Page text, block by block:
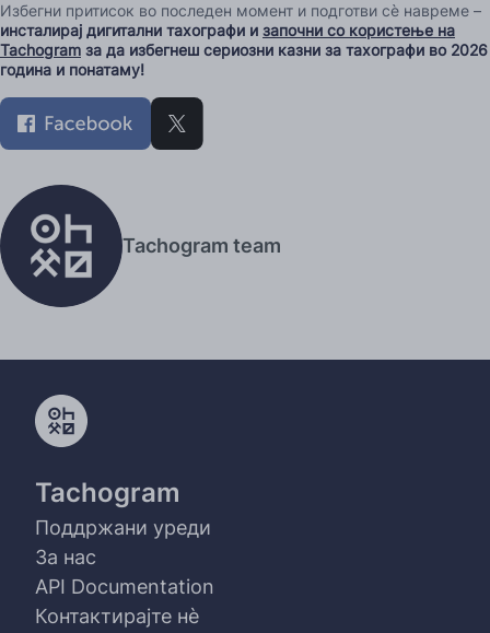
Избегни притисок во последен момент и подготви сè навреме –
инсталирај дигитални тахографи и започни со користење на
Tachogram за да избегнеш сериозни казни за тахографи во 2026
година и понатаму!
Tachogram team
Tachogram
Поддржани уреди
За нас
API Documentation
Контактирајте нѐ